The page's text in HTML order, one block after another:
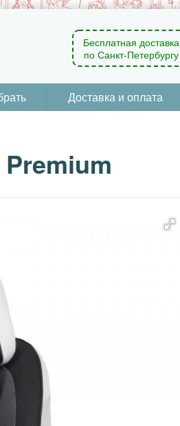
Бесплатная доставка
по Санкт-Петербургу
Доставка и оплата